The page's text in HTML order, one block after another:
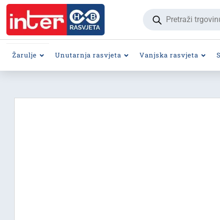
Products
search
Žarulje Unutarnja rasvjeta Vanjska rasvjeta